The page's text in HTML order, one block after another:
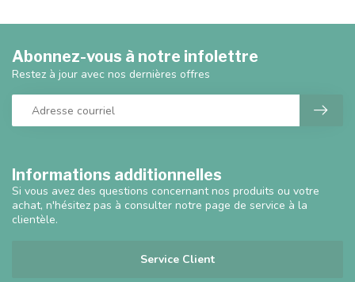
Informations additionnelles
Si vous avez des questions concernant nos produits ou votre
achat, n'hésitez pas à consulter notre page de service à la
clientèle.
Service Client
Abonnez-vous à notre infolettre
Restez à jour avec nos dernières offres